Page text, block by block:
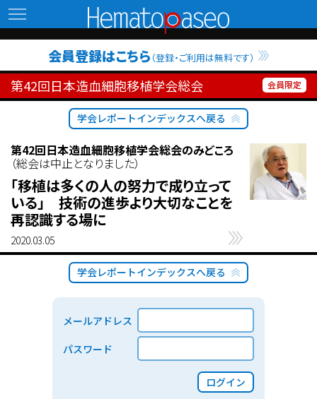
Hematopaseo
会員登録はこちら （登録・ご利用は無料です）
第42回日本造血細胞移植学会総会
学会レポートインデックスへ戻る
第42回日本造血細胞移植学会総会のみどころ
（総会は中止となりました）
「移植は多くの人の努力で成り立って
いる」 技術の進歩より大切なことを
再認識する場に
2020.03.05
学会レポートインデックスへ戻る
メールアドレス
パスワード
ログイン